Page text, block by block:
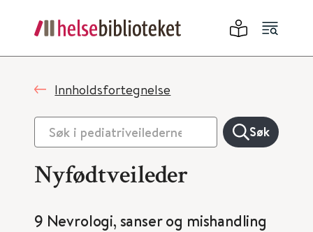
Innholdsfortegnelse
Søk
Nyfødtveileder
9 Nevrologi, sanser og mishandling